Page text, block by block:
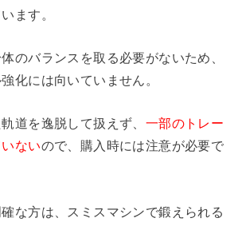
ます。
のバランスを取る必要がないため、
化には向いていません。
道を逸脱して扱えず、 一部のトレー
ないので、購入時には注意が必要で
な方は、スミスマシンで鍛えられる